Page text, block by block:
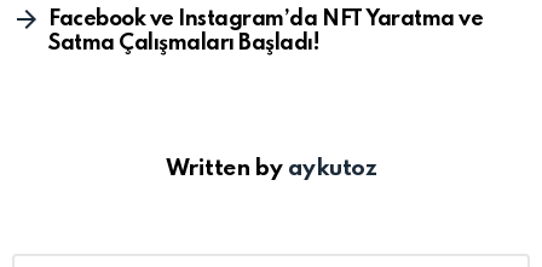
Facebook ve Instagram’da NFT Yaratma ve
Satma Çalışmaları Başladı!
Written by aykutoz